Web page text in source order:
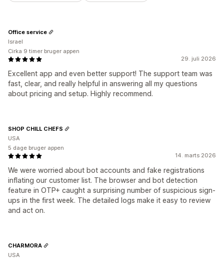
29. juli 2026
Excellent app and even better support! The support team was
fast, clear, and really helpful in answering all my questions
about pricing and setup. Highly recommend.
Office service
Israel
Cirka 9 timer bruger appen
14. marts 2026
We were worried about bot accounts and fake registrations
inflating our customer list. The browser and bot detection
feature in OTP+ caught a surprising number of suspicious sign-
ups in the first week. The detailed logs make it easy to review
and act on.
SHOP CHILL CHEFS
USA
5 dage bruger appen
CHARMORA
USA